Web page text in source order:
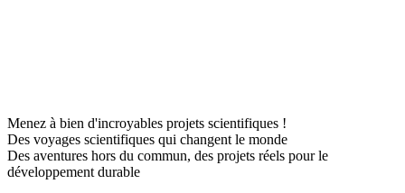
Menez à bien d'incroyables projets scientifiques !
Des voyages scientifiques qui changent le monde
Des aventures hors du commun, des projets réels pour le
développement durable